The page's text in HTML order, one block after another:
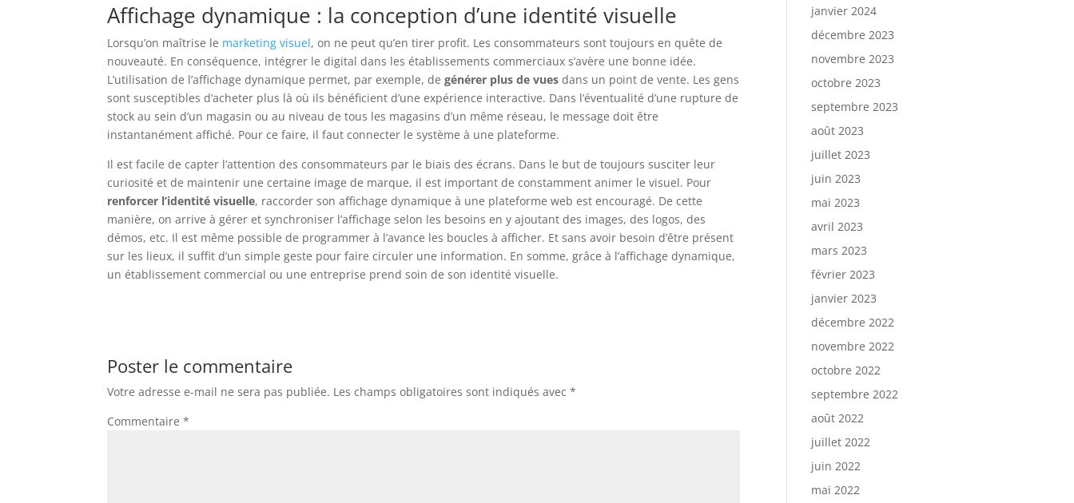
Affichage dynamique : la conception d’une identité visuelle
Lorsqu’on maîtrise le marketing visuel, on ne peut qu’en tirer profit. Les consommateurs sont toujours en quête de
nouveauté. En conséquence, intégrer le digital dans les établissements commerciaux s’avère une bonne idée.
L’utilisation de l’affichage dynamique permet, par exemple, degénérer plus de vues dans un point de vente. Les gens
sont susceptibles d’acheter plus là où ils bénéficient d’une expérience interactive. Dans l’éventualité d’une rupture de
stock au sein d’un magasin ou au niveau de tous les magasins d’un même réseau, le message doit être
instantanément affiché. Pour ce faire, il faut connecter le système à une plateforme.
Il est facile de capter l’attention des consommateurs par le biais des écrans. Dans le but de toujours susciter leur
curiosité et de maintenir une certaine image de marque, il est important de constamment animer le visuel. Pour
renforcer l’identité visuelle, raccorder son affichage dynamique à une plateforme web est encouragé. De cette
manière, on arrive à gérer et synchroniser l’affichage selon les besoins en y ajoutant des images, des logos, des
démos, etc. Il est même possible de programmer à l’avance les boucles à afficher. Et sans avoir besoin d’être présent
sur les lieux, il suffit d’un simple geste pour faire circuler une information. En somme, grâce à l’affichage dynamique,
un établissement commercial ou une entreprise prend soin de son identité visuelle.
Poster le commentaire
Votre adresse e-mail ne sera pas publiée. Les champs obligatoires sont indiqués avec*
Commentaire*
janvier 2024
décembre 2023
novembre 2023
octobre 2023
septembre 2023
août 2023
juillet 2023
juin 2023
mai 2023
avril 2023
mars 2023
février 2023
janvier 2023
décembre 2022
novembre 2022
octobre 2022
septembre 2022
août 2022
juillet 2022
juin 2022
mai 2022